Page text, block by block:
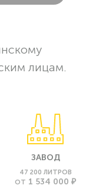
лицам.
ЗАВОД
47 200 ЛИТРОВ
ОТ 1 534 000 ₽